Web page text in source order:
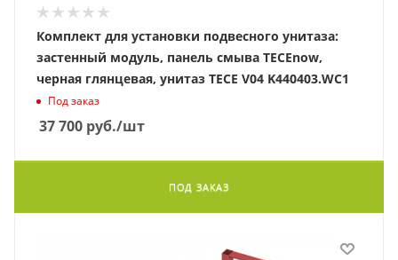
Комплект для установки подвесного унитаза:
застенный модуль, панель смыва TECEnow,
черная глянцевая, унитаз TECE V04 K440403.WC1
Под заказ
37 700 руб./шт
ПОД ЗАКАЗ